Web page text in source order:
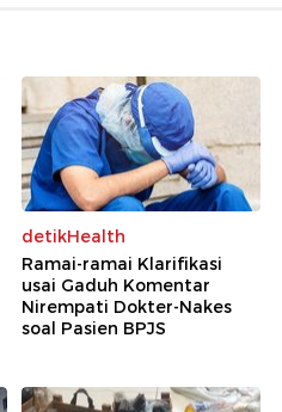
detikHealth
Ramai-ramai Klarifikasi
usai Gaduh Komentar
Nirempati Dokter-Nakes
soal Pasien BPJS